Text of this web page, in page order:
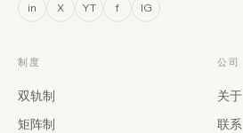
in X YT f IG
制度
双轨制
矩阵制
公司
关于
联系